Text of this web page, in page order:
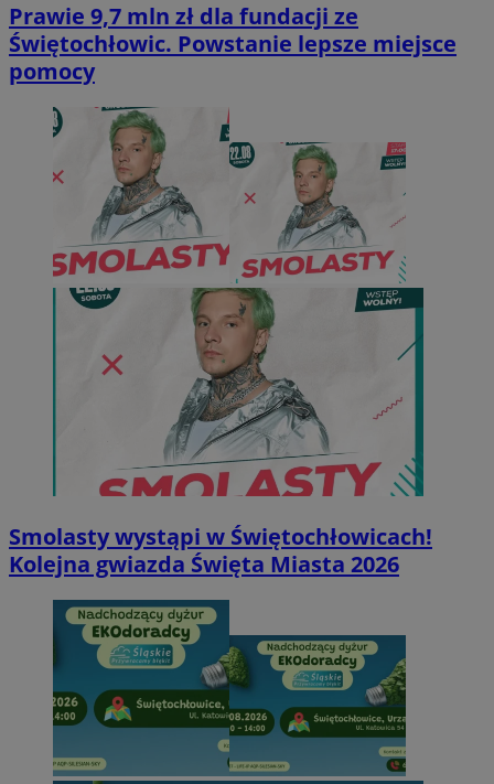
Prawie 9,7 mln zł dla fundacji ze
Świętochłowic. Powstanie lepsze miejsce
pomocy
Smolasty wystąpi w Świętochłowicach!
Kolejna gwiazda Święta Miasta 2026